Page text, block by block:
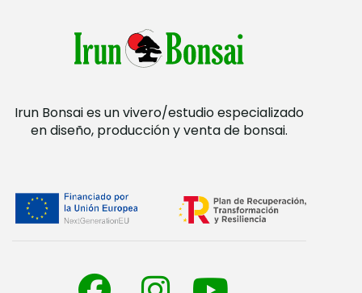
Irun Bonsai es un vivero/estudio especializado
en diseño, producción y venta de bonsai.